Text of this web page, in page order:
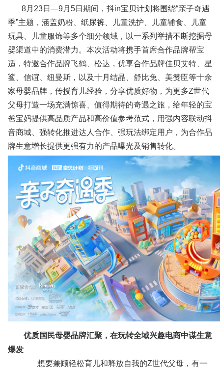
8月23日—9月5日期间，抖in宝贝计划将围绕“亲子奇遇
季”主题，涵盖奶粉、纸尿裤、儿童洗护、儿童辅食、儿童
玩具、儿童服饰等多个细分领域，以一系列举措不断挖掘母
婴渠道中的消费潜力。本次活动将携手首席合作品牌帮宝
适，特邀合作品牌飞鹤、松达，优享合作品牌佳贝艾特、星
鲨、信谊、纽曼斯，以及十月结晶、舒比兔、美赞臣等十余
家母婴品牌，传授育儿经验，分享优质好物，为更多Z世代
父母打造一场充满惊喜、值得期待的奇遇之旅，给年轻的宝
爸宝妈提供高品质产品和高价值参考范式，用强内容联动抖
音商城、强转化推进达人合作、强玩法绑定用户，为合作品
牌生意增长提供更强有力的产品曝光及销售转化。
优质国民母婴品牌汇聚，在玩转全域兴趣电商中谋生意
爆发
想要兼顾轻松育儿和释放自我的Z世代父母，有一